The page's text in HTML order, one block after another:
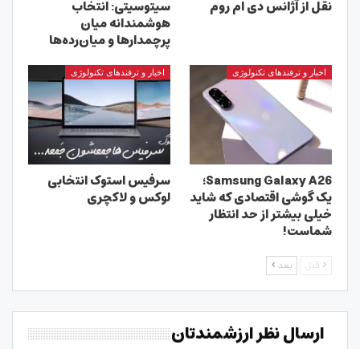
نقل از آژانس دی ام روم سیتوسیتی: انتخاب
هوشمندانه میان
پرچمدارها و میان‌رده‌ها
اخبار و ترفندهای تکنولوژی
Samsung Galaxy A26؛
یک گوشی اقتصادی که شاید
خیلی بیشتر از حد انتظار
شماست!
اخبار و ترفندهای تکنولوژی
سرفیس استوک انتخابی
لوکس و لاکچری
قبل بعد
ارسال نظر ارزشمندتان